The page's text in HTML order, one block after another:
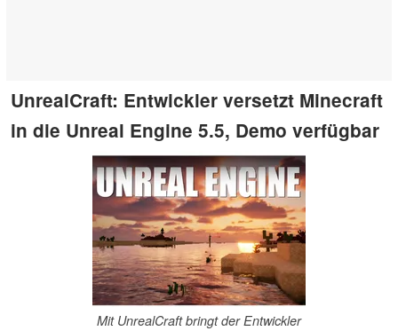
UnrealCraft: Entwickler versetzt Minecraft
in die Unreal Engine 5.5, Demo verfügbar
Mit UnrealCraft bringt der Entwickler